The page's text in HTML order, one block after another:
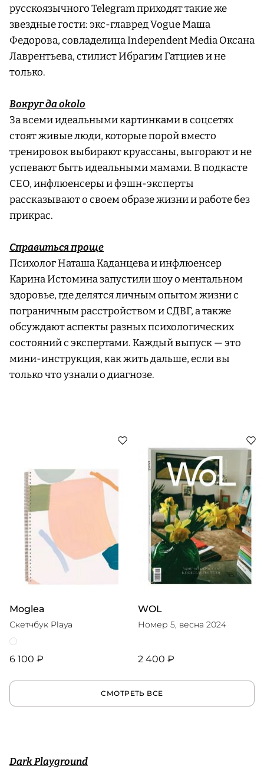
русскоязычного Telegram приходят такие же
звездные гости: экс-главред Vogue Маша
Федорова, совладелица Independent Media Оксана
Лаврентьева, стилист Ибрагим Гатциев и не
только.
Вокруг да okolo
За всеми идеальными картинками в соцсетях
стоят живые люди, которые порой вместо
тренировок выбирают круассаны, выгорают и не
успевают быть идеальными мамами. В подкасте
CEO, инфлюенсеры и фэшн-эксперты
рассказывают о своем образе жизни и работе без
прикрас.
Справиться проще
Психолог Наташа Каданцева и инфлюенсер
Карина Истомина запустили шоу о ментальном
здоровье, где делятся личным опытом жизни с
пограничным расстройством и СДВГ, а также
обсуждают аспекты разных психологических
состояний с экспертами. Каждый выпуск — это
мини-инструкция, как жить дальше, если вы
только что узнали о диагнозе.
Moglea
Скетчбук Playa
6 100 ₽
WOL
Номер 5, весна 2024
2 400 ₽
СМОТРЕТЬ ВСЕ
Dark Playground